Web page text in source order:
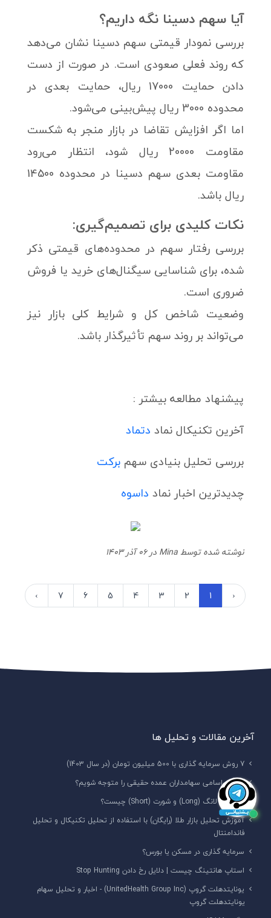
آیا سهم دسینا نگه داریم؟
بررسی نمودار قیمتی سهم دسینا نشان می‌دهد
که روند فعلی صعودی است. در صورت از دست
دادن حمایت 17000 ریال، حمایت بعدی در
محدوده 3000 ریال پیش‌بینی می‌شود.
اما اگر افزایش تقاضا در بازار منجر به شکست
مقاومت 20000 ریال شود، انتظار می‌رود
مقاومت بعدی سهم دسینا در محدوده 14500
ریال باشد.
نکات کلیدی برای تصمیم‌گیری:
بررسی رفتار سهم در محدوده‌های قیمتی ذکر
شده، برای شناسایی سیگنال‌های خرید یا فروش
ضروری است.
وضعیت شاخص کل و شرایط کلی بازار نیز
می‌تواند بر روند سهم تأثیرگذار باشد.
پیشنهاد مطالعه بیشتر :
آخرین تکنیکال نماد دتماد
بررسی تحلیل بنیادی سهم برکت
چدیدترین اخبار نماد داسوه
نوشته شده توسط Mina در 06 آذر 1403
‹
1
2
3
4
5
6
7
›
آخرین مقالات و تحلیل ها
چگونه اسامی سهامداران عمده حقیقی را متوجه شویم؟
پوزیشن لانگ (Long) و شورت (Short) چیست؟
آموزش تحلیل بازار طلا (رایگان) با استفاده از تحلیل تکنیکال و تحلیل
فاندامنتال
سرمایه گذاری در مسکن یا بورس؟
استاپ هانتینگ چیست | دلایل رخ دادن Stop Hunting
یونایتدهلت گروپ (UnitedHealth Group Inc) - اخبار و تحلیل سهام
یونایتدهلت گروپ